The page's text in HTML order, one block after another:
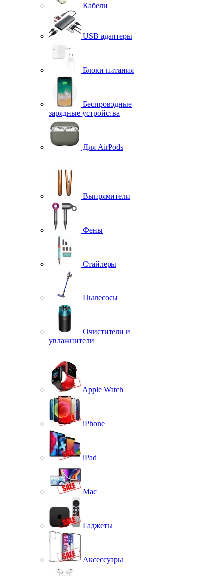
Кабели
USB адаптеры
Блоки питания
Беспроводные
зарядные устройства
Для AirPods
Выпрямители
Фены
Стайлеры
Пылесосы
Очистители и
увлажнители
Apple Watch
iPhone
iPad
Mac
Гаджеты
Аксессуары